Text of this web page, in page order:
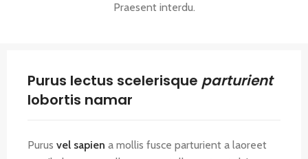
Praesent interdu.
Purus lectus scelerisque parturient
lobortis namar
Purus vel sapien a mollis fusce parturient a laoreet